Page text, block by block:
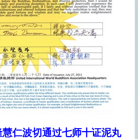
仁波切通过七师十证泥丸